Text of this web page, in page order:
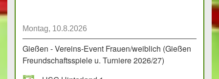
Montag, 10.8.2026
Gießen - Vereins-Event Frauen/weiblich (Gießen
Freundschaftsspiele u. Turniere 2026/27)